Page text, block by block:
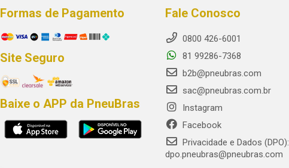
Formas de Pagamento
Site Seguro
Baixe o APP da PneuBras
Fale Conosco
0800 426-6001
81 99286-7368
b2b@pneubras.com
sac@pneubras.com.br
Instagram
Facebook
Privacidade e Dados (DPO):
dpo.pneubras@pneubras.com